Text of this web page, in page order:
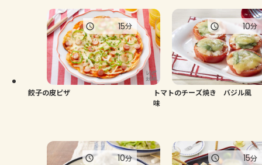
餃子の皮ピザ
15分
トマトのチーズ焼き バジル風
味
10分
10分 15分